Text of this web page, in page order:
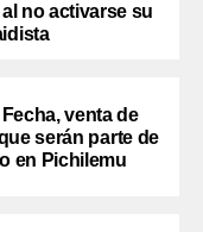
no activarse su
venta de
serán parte de
en Pichilemu